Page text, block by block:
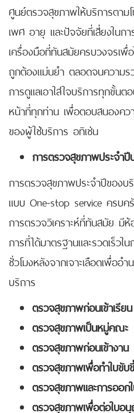
ศูนย์ตรวจสุขภาพให้บริการตาม
เพศ อายุ และปัจจัยที่เสี่ยงในก
เครื่องมือที่ทันสมัยครบวงจรเพื่
ถูกต้องแม่นยำ ตลอดจนความร
การดูแลเอาใส่ใจบริการทุกขั้น
หน้าที่ทุกท่าน เพื่อตอบสนองค
ของผู้ใช้บริการ อทิเช่น
การตรวจสุขภาพประจ
การตรวจสุขภาพประจำปีขอ
แบบ One-stop service ครบค
การตรวจวิเคราะห์ที่ทันสมัย มี
การที่ได้มาตรฐานและรวดเร็ว
ชั่วโมงหลังจากเจาะเลือดเพื่ออ
บริการ
ตรวจสุขภาพก่อนเข้าเรียน
ตรวจสุขภาพเป็นหมู่คณะ
ตรวจสุขภาพก่อนเข้างาน
ตรวจสุขภาพเพื่อทำใบขับขี่
ตรวจสุขภาพและการออก
ตรวจสุขภาพเพื่อต่อใบอ